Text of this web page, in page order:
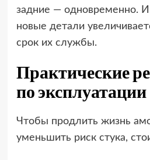
задние — одновременно.
новые детали
срок их службы.
Практические
по эксплуатации
Чтобы продлить жизнь
уменьшить риск стука,